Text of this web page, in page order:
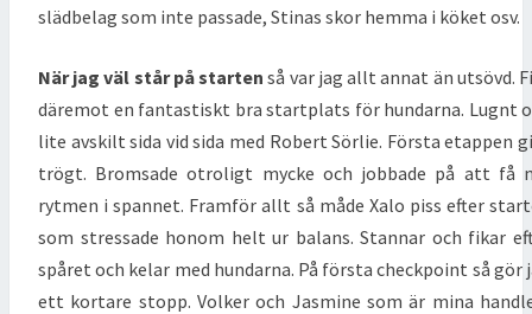
slädbelag som inte passade, Stinas skor hemma i köket osv.
När jag väl står på starten så var jag allt annat än utsövd.
däremot en fantastiskt bra startplats för hundarna. Lugnt
lite avskilt sida vid sida med Robert Sörlie. Första etappen
trögt. Bromsade otroligt mycke och jobbade på att få
rytmen i spannet. Framför allt så måde Xalo piss efter
som stressade honom helt ur balans. Stannar och fikar
spåret och kelar med hundarna. På första checkpoint så gör
ett kortare stopp. Volker och Jasmine som är mina